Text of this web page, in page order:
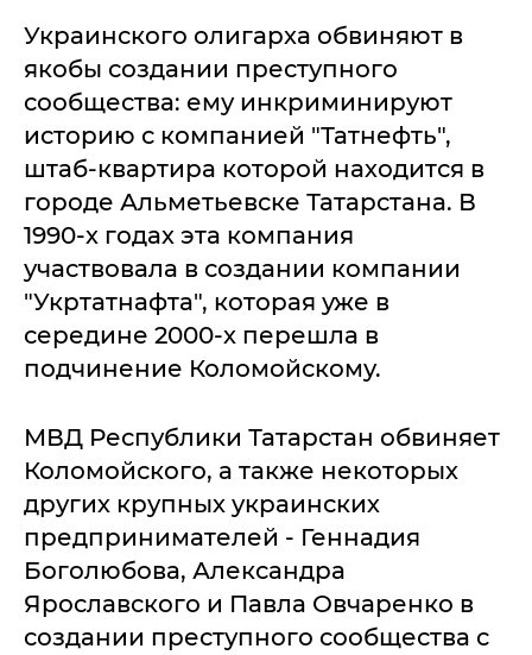
Украинского олигарха обвиняют в
якобы создании преступного
сообщества: ему инкриминируют
историю с компанией "Татнефть",
штаб-квартира которой находится в
городе Альметьевске Татарстана. В
1990-х годах эта компания
участвовала в создании компании
"Укртатнафта", которая уже в
середине 2000-х перешла в
подчинение Коломойскому.
МВД Республики Татарстан обвиняет
Коломойского, а также некоторых
других крупных украинских
предпринимателей - Геннадия
Боголюбова, Александра
Ярославского и Павла Овчаренко в
создании преступного сообщества с